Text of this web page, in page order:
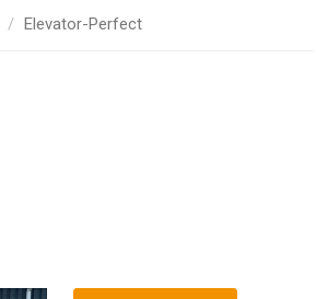
Elevator-Perfect